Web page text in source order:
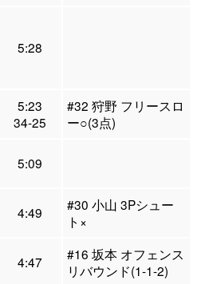
5:28
5:23
34-25
#32 狩野 フリースロ
ー○(3点)
5:09
4:49
#30 小山 3Pシュー
ト×
4:47
#16 坂本 オフェンス
リバウンド(1-1-2)